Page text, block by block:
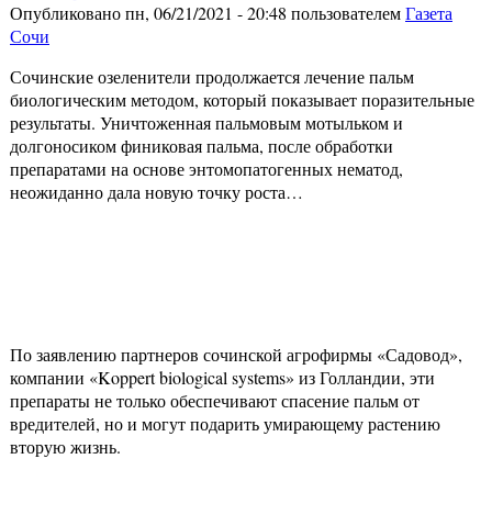
Опубликовано пн, 06/21/2021 - 20:48 пользователемГазета
Сочи
Сочинские озеленители продолжается лечение пальм
биологическим методом, который показывает поразительные
результаты. Уничтоженная пальмовым мотыльком и
долгоносиком финиковая пальма, после обработки
препаратами на основе энтомопатогенных нематод,
неожиданно дала новую точку роста…
По заявлению партнеров сочинской агрофирмы «Садовод»,
компании «Koppert biological systems» из Голландии, эти
препараты не только обеспечивают спасение пальм от
вредителей, но и могут подарить умирающему растению
вторую жизнь.